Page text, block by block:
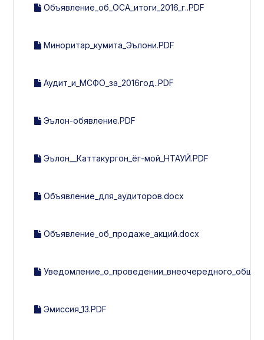
Объявление_об_ОСА_итоги_2016_г..PDF
Миноритар_кумита_Эълони.PDF
Аудит_и_МСФО_за_2016год..PDF
Эълон-обявление.PDF
Эълон__Каттакургон_ёг-мой_НТАУЙ.PDF
Объявление_для_аудиторов.docx
Объявление_об_продаже_акций.docx
Эмиссия_13.PDF